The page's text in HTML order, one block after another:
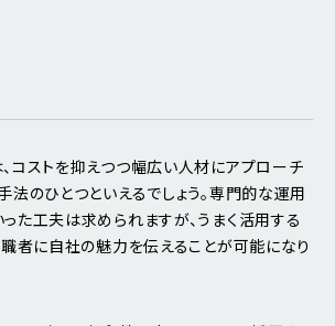
コストを抑えつつ幅広い人材にアプローチ
法のひとつといえるでしょう。専門的な運用
た工夫は求められますが、うまく活用する
職者に自社の魅力を伝えることが可能になり